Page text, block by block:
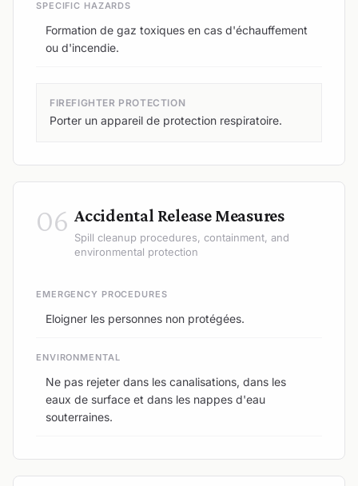
SPECIFIC HAZARDS
Formation de gaz toxiques en cas d'échauffement
ou d'incendie.
FIREFIGHTER PROTECTION
Porter un appareil de protection respiratoire.
06 Accidental Release Measures
Spill cleanup procedures, containment, and
environmental protection
EMERGENCY PROCEDURES
Eloigner les personnes non protégées.
ENVIRONMENTAL
Ne pas rejeter dans les canalisations, dans les
eaux de surface et dans les nappes d'eau
souterraines.